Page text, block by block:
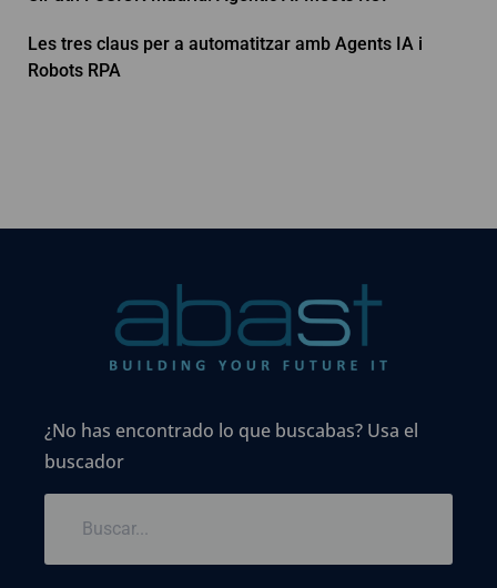
Les tres claus per a automatitzar amb Agents IA i
Robots RPA
¿No has encontrado lo que buscabas? Usa el
buscador